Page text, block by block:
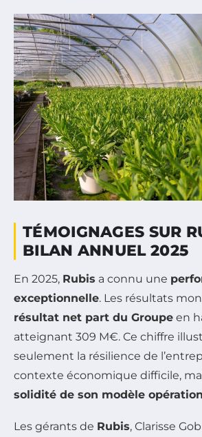
TÉMOIGNAGES SUR
BILAN ANNUEL 2025
En 2025, Rubis a connu une
exceptionnelle. Les résultats
résultat net part du Groupe en
atteignant 309 M€. Ce chiffre
seulement la résilience de
contexte économique difficile,
solidité de son modèle
Les gérants de Rubis, Clarisse